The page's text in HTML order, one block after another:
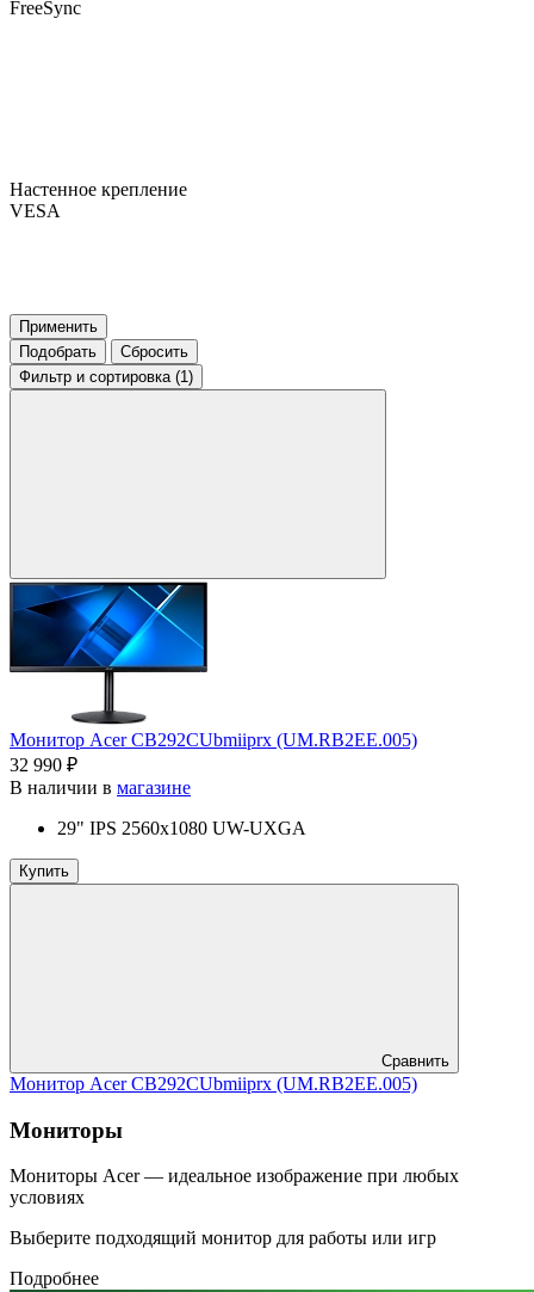
FreeSync
Настенное крепление
VESA
Применить
Подобрать
Сбросить
Фильтр и сортировка (1)
Монитор Acer CB292CUbmiiprx (UM.RB2EE.005)
32 990 ₽
В наличии в магазине
29" IPS 2560x1080 UW-UXGA
Купить
Сравнить
Монитор Acer CB292CUbmiiprx (UM.RB2EE.005)
Мониторы
Мониторы Acer — идеальное изображение при любых
условиях
Выберите подходящий монитор для работы или игр
Подробнее